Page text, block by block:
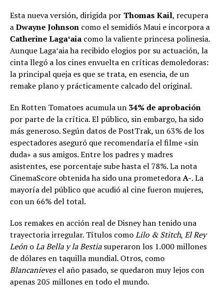
Esta nueva versión, dirigida por Thomas Kail, recupera
aDwayne Johnson como el semidiós Maui e incorpora a
Catherine Lagaʻaia como la valiente princesa polinesia.
Aunque Lagaʻaia ha recibido elogios por su actuación, la
cinta llegó a los cines envuelta en críticas demoledoras:
la principal queja es que se trata, en esencia, de un
remake plano y prácticamente calcado del original.
En Rotten Tomatoes acumula un 34% de aprobación
por parte de la crítica. El público, sin embargo, ha sido
más generoso. Según datos de PostTrak, un 63% de los
espectadores aseguró que recomendaría el filme «sin
duda» a sus amigos. Entre los padres y madres
asistentes, ese porcentaje sube hasta el 78%. La nota
CinemaScore obtenida ha sido una prometedoraA-. La
mayoría del público que acudió al cine fueron mujeres,
con un 66% del total.
Los remakes en acción real de Disney han tenido una
trayectoria irregular. Títulos comoLilo & Stitch, El Rey
León oLa Bella y la Bestiasuperaron los 1.000 millones
de dólares en taquilla mundial. Otros, como
Blancanievesel año pasado, se quedaron muy lejos con
apenas 205 millones en todo el mundo.